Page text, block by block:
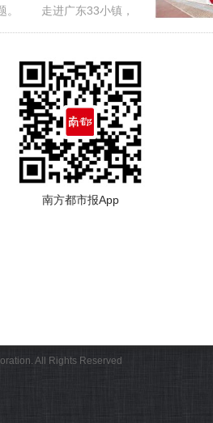
。 走进广东33小镇，
南方都市报App
All Rights Reserved